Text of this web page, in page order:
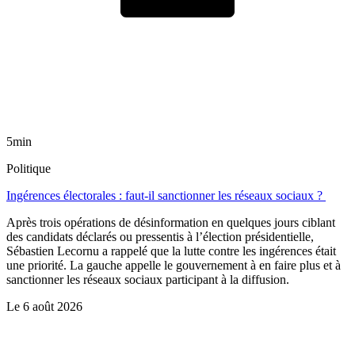
5min
Politique
Ingérences électorales : faut-il sanctionner les réseaux sociaux ?
Après trois opérations de désinformation en quelques jours ciblant
des candidats déclarés ou pressentis à l’élection présidentielle,
Sébastien Lecornu a rappelé que la lutte contre les ingérences était
une priorité. La gauche appelle le gouvernement à en faire plus et à
sanctionner les réseaux sociaux participant à la diffusion.
Le 6 août 2026